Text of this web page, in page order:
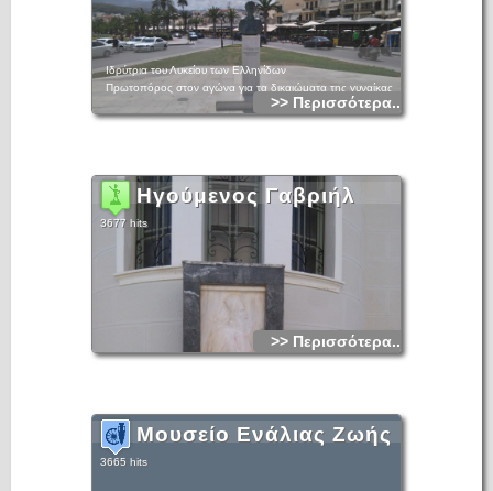
Ιδρύτρια του Λυκείου των Ελληνίδων
Πρωτοπόρος στον αγώνα για τα δικαιώματα της γυναίκας
>> Περισσότερα...
Ηγούμενος Γαβριήλ
3677 hits
>> Περισσότερα...
Μουσείο Ενάλιας Ζωής
3665 hits